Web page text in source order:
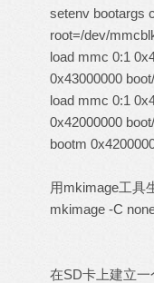
setenv bootargs
root=/dev/
load mmc 0:1
0x43000000
load mmc 0:1
0x42000000
bootm
用mkimage工具
mkimage -C
在SD卡上建立